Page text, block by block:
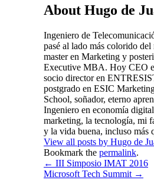
About Hugo de
Ingeniero de
pasé al lado más colorido
master en Marketing y
Executive MBA. Hoy CEO
socio director en
postgrado en ESIC
School, soñador, eterno
Ingeniero en economía
marketing, la tecnología, mi
y la vida buena, incluso más
View all posts by Hugo de
Bookmark the permalink.
← III Simposio IMAT 2016
Microsoft Tech Summit →